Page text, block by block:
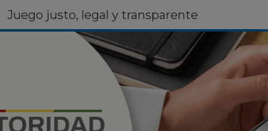
Juego justo, legal y transparente